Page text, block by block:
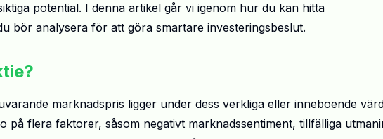
potential. I denna artikel går vi igenom hur du kan hitta
bör analysera för att göra smartare investeringsbeslut.
marknadspris ligger under dess verkliga eller inneboende
på flera faktorer, såsom negativt marknadssentiment, tillfälliga